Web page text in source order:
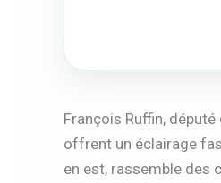
François Ruffin,
offrent un éclairage
en est, rassemble des